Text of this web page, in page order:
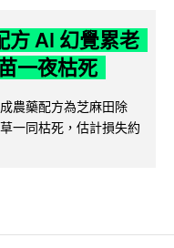
方 AI 幻覺累老
一夜枯死
農藥配方為芝麻田除
一同枯死，估計損失約